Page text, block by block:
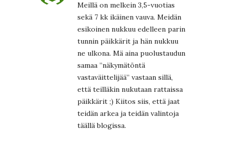
Meillä on melkein 3,5-vuotias
sekä 7 kk ikäinen vauva. Meidän
esikoinen nukkuu edelleen parin
tunnin päikkärit ja hän nukkuu
ne ulkona. Mä aina puolustaudun
samaa ”näkymätöntä
vastaväittelijää” vastaan sillä,
että teilläkin nukutaan rattaissa
päikkärit ;) Kiitos siis, että jaat
teidän arkea ja teidän valintoja
täällä blogissa.